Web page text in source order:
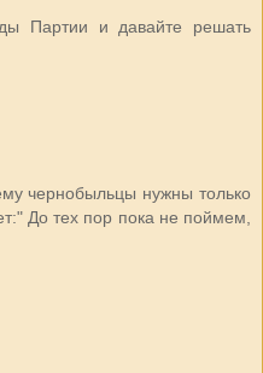
Партии и давайте решать
чернобыльцы нужны только
До тех пор пока не поймем,